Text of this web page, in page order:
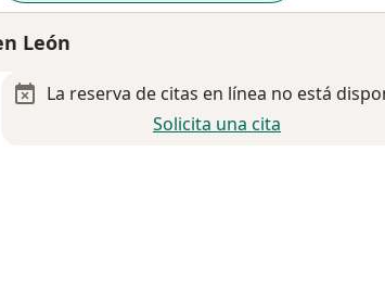
León
La reserva de citas en línea no está
Solicita una cita